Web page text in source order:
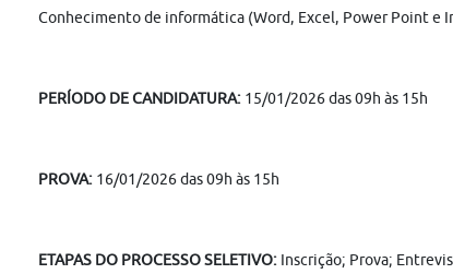
Conhecimento de informática (Word, Excel, Power Point e
PERÍODO DE CANDIDATURA: 15/01/2026 das 09h às 15h
PROVA: 16/01/2026 das 09h às 15h
ETAPAS DO PROCESSO SELETIVO: Inscrição; Prova;